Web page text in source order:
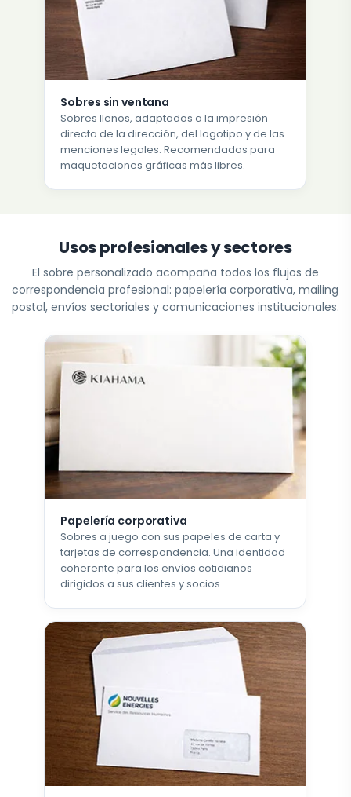
Sobres sin ventana
Sobres llenos, adaptados a la impresión
directa de la dirección, del logotipo y de las
menciones legales. Recomendados para
maquetaciones gráficas más libres.
Usos profesionales y sectores
El sobre personalizado acompaña todos los flujos de
correspondencia profesional: papelería corporativa, mailing
postal, envíos sectoriales y comunicaciones institucionales.
Papelería corporativa
Sobres a juego con sus papeles de carta y
tarjetas de correspondencia. Una identidad
coherente para los envíos cotidianos
dirigidos a sus clientes y socios.